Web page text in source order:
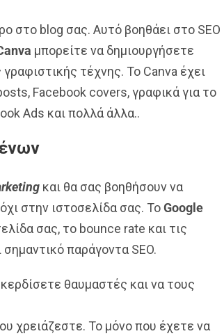
στο blog σας. Αυτό βοηθάει στο SEO
μπορείτε να δημιουργήσετε
τέχνης. Το Canva έχει
Facebook covers, γραφικά για το
Αds και πολλά άλλα..
και θα σας βοηθήσουν να
στην ιστοσελίδα σας. ToGoogle
σας, το bounce rate και τις
παράγοντα SEO.
θαυμαστές και να τους
χρειάζεστε. Το μόνο που έχετε να